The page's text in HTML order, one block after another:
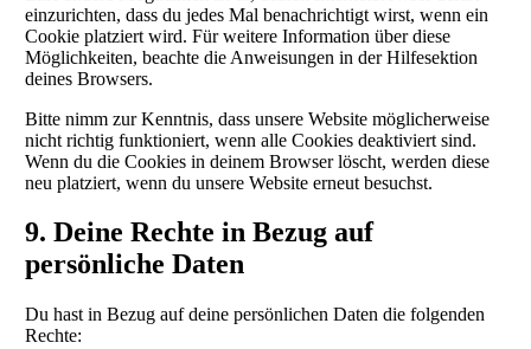
einzurichten, dass du jedes Mal benachrichtigt wirst, wenn ein
Cookie platziert wird. Für weitere Information über diese
Möglichkeiten, beachte die Anweisungen in der Hilfesektion
deines Browsers.
Bitte nimm zur Kenntnis, dass unsere Website möglicherweise
nicht richtig funktioniert, wenn alle Cookies deaktiviert sind.
Wenn du die Cookies in deinem Browser löscht, werden diese
neu platziert, wenn du unsere Website erneut besuchst.
9. Deine Rechte in Bezug auf
persönliche Daten
Du hast in Bezug auf deine persönlichen Daten die folgenden
Rechte: